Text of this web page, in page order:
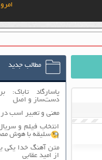
امروز :
مطالب جدید
پاسارگاد تاباک:
دست‌ساز و اصل
معنی و تعبیر اسب
انتخاب فیلم و
سلیقه با هوش
متن آهنگ خدا یکی
از امید عقابی